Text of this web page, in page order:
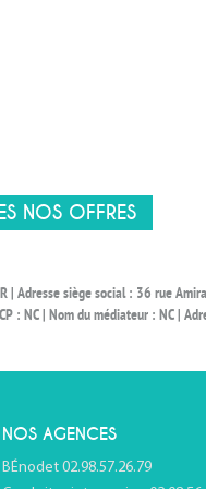
NOS OFFRES
| Adresse siège social : 36 rue
NC | Nom du médiateur : NC |
NOS AGENCES
BÉnodet 02.98.57.26.79